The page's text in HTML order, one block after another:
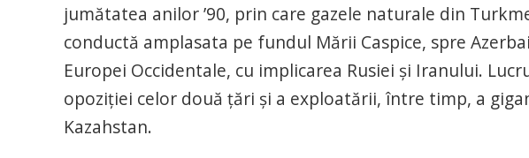
jumătatea anilor ’90, prin care gazele naturale din
conductă amplasata pe fundul Mării Caspice, spre
Europei Occidentale, cu implicarea Rusiei şi Iranului.
opoziţiei celor două ţări şi a exploatării, între timp, a
Kazahstan.